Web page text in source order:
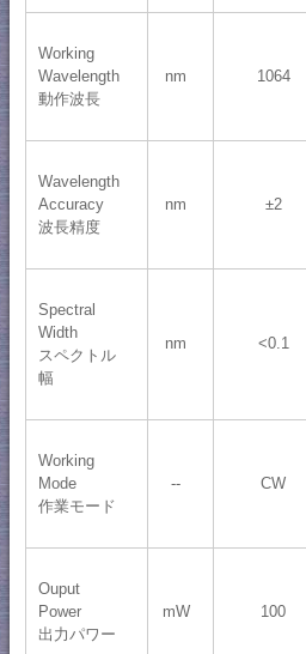
Working
Wavelength
動作波長
nm 1064
Wavelength
Accuracy
波長精度
nm ±2
Spectral
Width
スペクトル
幅
nm <0.1
Working
Mode
作業モード
-- CW
Ouput
Power
出力パワー
mW 100